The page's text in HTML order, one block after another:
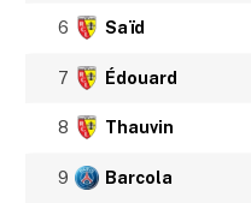
6 Saïd
7 Édouard
8 Thauvin
9 Barcola